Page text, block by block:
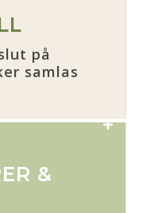
på
samlas
&